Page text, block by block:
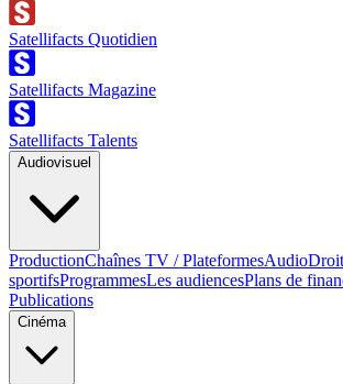
Satellifacts Quotidien
Satellifacts Magazine
Satellifacts Talents
Audiovisuel
ProductionChaînes TV / PlateformesAudio
sportifsProgrammesLes audiencesPlans de
Publications
Cinéma